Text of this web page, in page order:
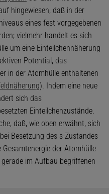
hingewiesen, daß in der
eines fest vorgegebenen
vielmehr handelt es sich
um eine Einteilchennäherung
Potential, das
in der Atomhülle enthaltenen
). Indem eine neue
sich das
Einteilchenzustände.
daß, wie oben erwähnt, sich
bei Besetzung des s-Zustandes
Gesamtenergie der Atomhülle
im Aufbau begriffenen